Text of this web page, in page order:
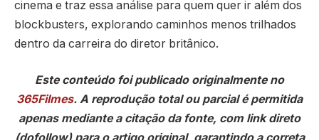
cinema e traz essa análise para quem quer ir além dos
blockbusters, explorando caminhos menos trilhados
dentro da carreira do diretor britânico.
Este conteúdo foi publicado originalmente no
365Filmes. A reprodução total ou parcial é permitida
apenas mediante a citação da fonte, com link direto